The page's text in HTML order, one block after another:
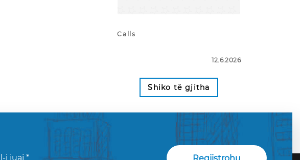
Calls
12.6.2026
Shiko të gjitha